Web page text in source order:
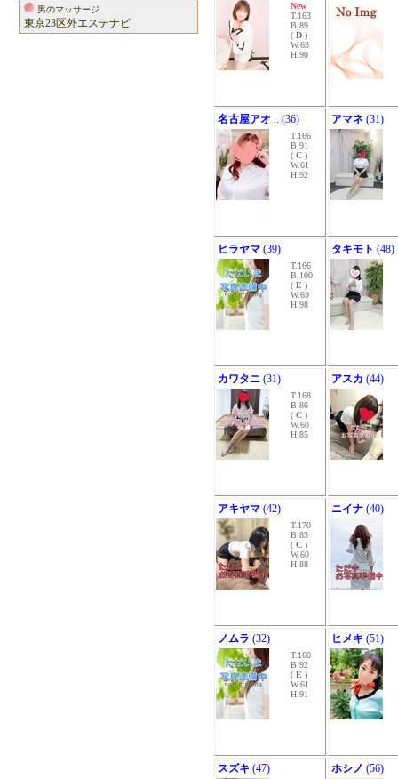
男のマッサージ
東京23区外エステナビ
New
T.163
B.89
( D )
W.63
H.90
名古屋アオ .. (36)
T.166
B.91
( C )
W.61
H.92
アマネ (31)
ヒラヤマ (39)
T.166
B.100
( E )
W.69
H.98
タキモト (48)
カワタニ (31)
T.168
B.86
( C )
W.60
H.85
アスカ (44)
アキヤマ (42)
T.170
B.83
( C )
W.60
H.88
ニイナ (40)
ノムラ (32)
T.160
B.92
( E )
W.61
H.91
ヒメキ (51)
スズキ (47) ホシノ (56)